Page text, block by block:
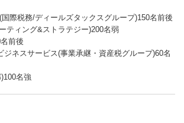
際税務/ディールズタックスグループ)150名前後
ティング&ストラテジー)200名弱
前後
ジネスサービス(事業承継・資産税グループ)60名
名強